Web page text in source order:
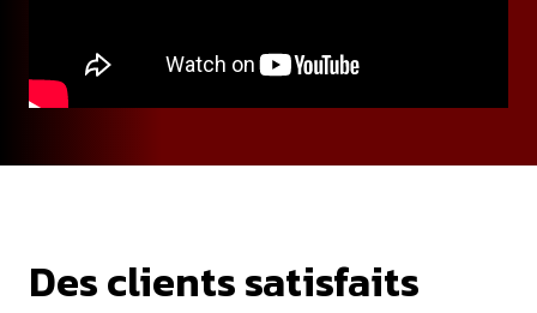
Des clients satisfaits